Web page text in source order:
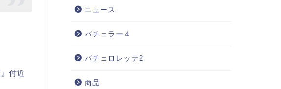
』付近
ニュース
バチェラー４
バチェロレッテ2
商品